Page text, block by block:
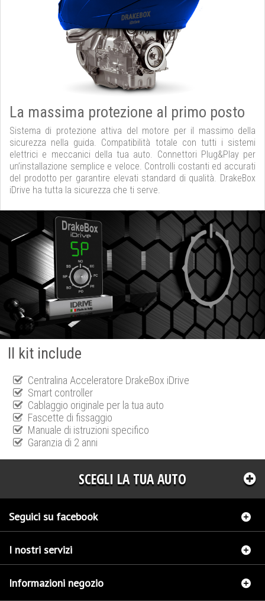
La massima protezione al primo posto
Sistema di protezione attiva del motore per il massimo della
sicurezza nella guida. Compatibilità totale con tutti i sistemi
elettrici e meccanici della tua auto. Connettori Plug&Play per
un’installazione semplice e veloce. Controlli costanti ed accurati
del prodotto per garantire elevati standard di qualità. DrakeBox
iDrive ha tutta la sicurezza che ti serve.
Il kit include
Centralina Acceleratore DrakeBox iDrive
Smart controller
Cablaggio originale per la tua auto
Fascette di fissaggio
Manuale di istruzioni specifico
Garanzia di 2 anni
SCEGLI LA TUA AUTO
Seguici su facebook
I nostri servizi
Informazioni negozio